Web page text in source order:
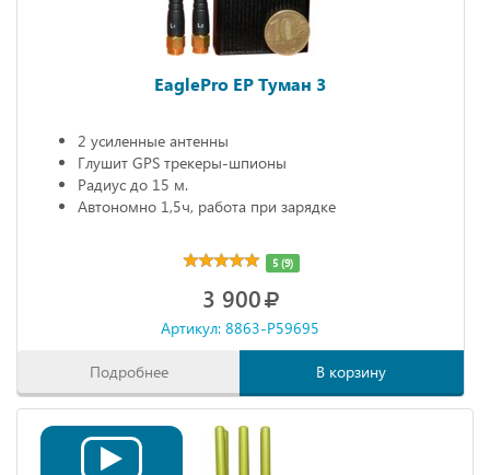
EaglePro EP Туман 3
2 усиленные антенны
Глушит GPS трекеры-шпионы
Радиус до 15 м.
Автономно 1,5ч, работа при зарядке
5 (9)
3 900
Артикул: 8863-P59695
Подробнее В корзину